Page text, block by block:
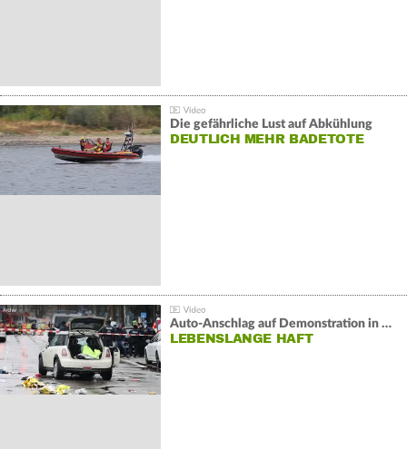
Die gefährliche Lust auf Abkühlung
DEUTLICH MEHR BADETOTE
Auto-Anschlag auf Demonstration in München:
LEBENSLANGE HAFT